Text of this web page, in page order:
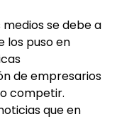
se debe a
los puso en
de empresarios
competir.
que en